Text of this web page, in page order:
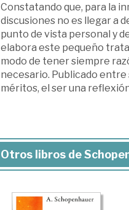
Constatando que, para la
discusiones no es llegar a
punto de vista personal y
elabora este pequeño
modo de tener siempre
necesario. Publicado
méritos, el ser una
Otros libros de